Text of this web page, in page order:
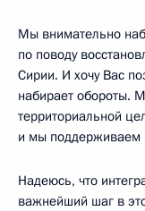
Мы внимательно
по поводу
Сирии. И хочу Вас
набирает обороты.
территориальной
и мы поддерживаем
Надеюсь, что
важнейший шаг в